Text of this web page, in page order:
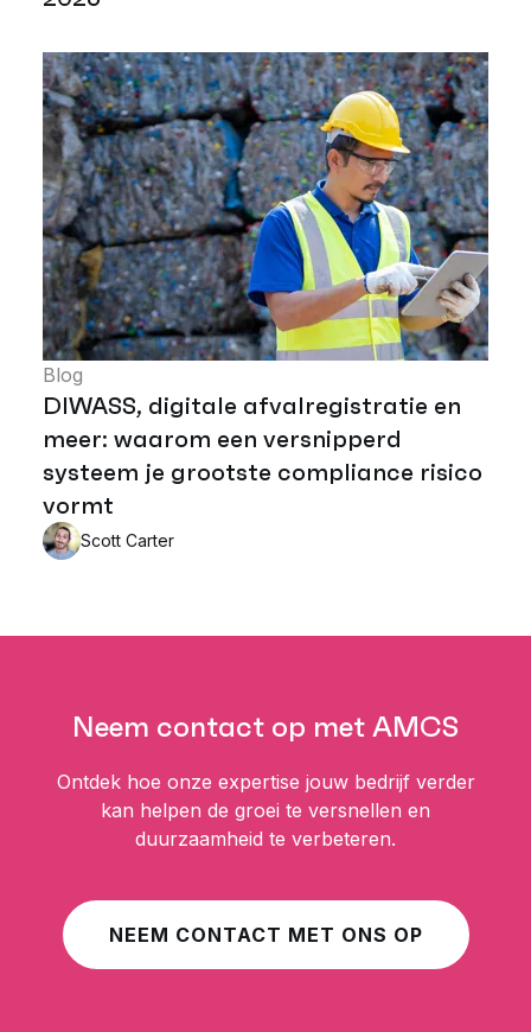
Blog
DIWASS, digitale afvalregistratie en
meer: waarom een versnipperd
systeem je grootste compliance risico
vormt
Scott Carter
Neem contact op met AMCS
Ontdek hoe onze expertise jouw bedrijf verder
kan helpen de groei te versnellen en
duurzaamheid te verbeteren.
NEEM CONTACT MET ONS OP